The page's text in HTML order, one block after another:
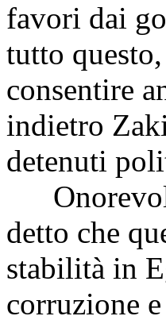
favori dai
tutto
consentire
indietro
detenuti
Onorevoli
detto che
stabilità in
corruzione